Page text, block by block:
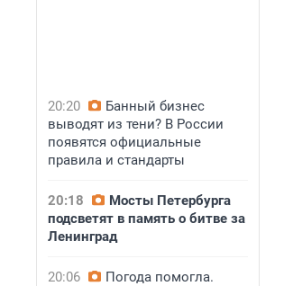
20:20
Банный бизнес
выводят из тени? В России
появятся официальные
правила и стандарты
20:18
Мосты Петербурга
подсветят в память о битве за
Ленинград
20:06
Погода помогла.